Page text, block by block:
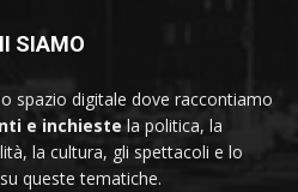
SIAMO
spazio digitale dove raccontiamo
e inchieste la politica, la
la cultura, gli spettacoli e lo
queste tematiche.